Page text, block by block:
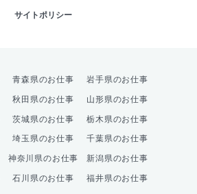
サイトポリシー
青森県のお仕事 岩手県のお仕事
秋田県のお仕事 山形県のお仕事
茨城県のお仕事 栃木県のお仕事
埼玉県のお仕事 千葉県のお仕事
神奈川県のお仕事 新潟県のお仕事
石川県のお仕事 福井県のお仕事